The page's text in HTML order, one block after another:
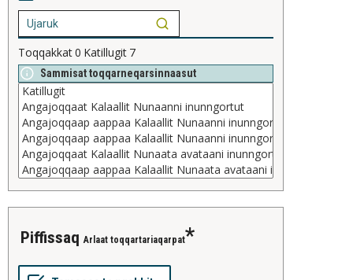
Toqqakkat0 Katillugit 7
Sammisat toqqarneqarsinnaasut
piffissaq Arlaat toqqartariaqarpat